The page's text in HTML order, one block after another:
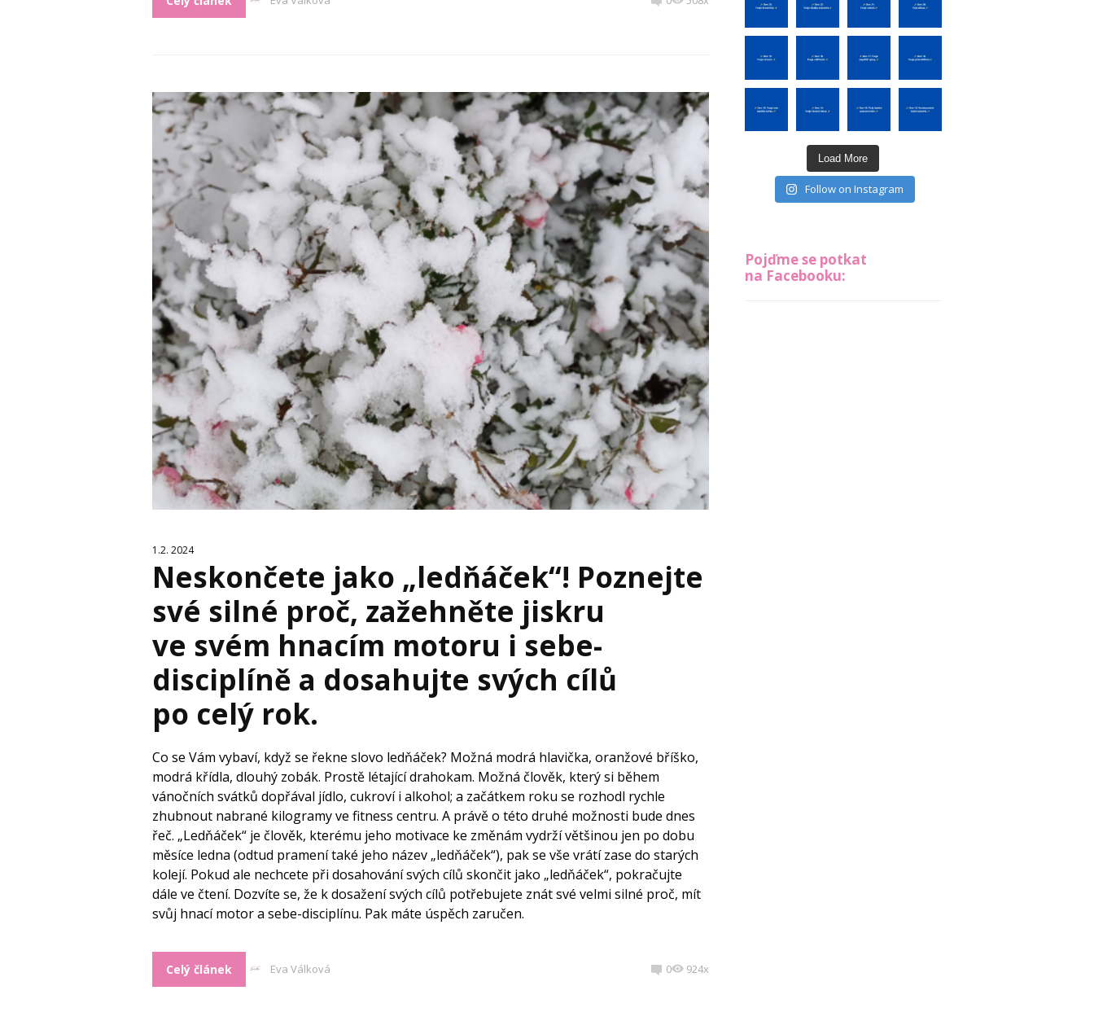
1.2. 2024
Neskončete jako „ledňáček“! Poznejte
své silné proč, zažehněte jiskru
ve svém hnacím motoru i sebe-
disciplíně a dosahujte svých cílů
po celý rok.
Co se Vám vybaví, když se řekne slovo ledňáček? Možná modrá hlavička, oranžové bříško,
modrá křídla, dlouhý zobák. Prostě létající drahokam. Možná člověk, který si během
vánočních svátků dopřával jídlo, cukroví i alkohol; a začátkem roku se rozhodl rychle
zhubnout nabrané kilogramy ve fitness centru. A právě o této druhé možnosti bude dnes
řeč. „Ledňáček“ je člověk, kterému jeho motivace ke změnám vydrží většinou jen po dobu
měsíce ledna (odtud pramení také jeho název „ledňáček“), pak se vše vrátí zase do starých
kolejí. Pokud ale nechcete při dosahování svých cílů skončit jako „ledňáček“, pokračujte
dále ve čtení. Dozvíte se, že k dosažení svých cílů potřebujete znát své velmi silné proč, mít
svůj hnací motor a sebe-disciplínu. Pak máte úspěch zaručen.
Celý článek Eva Válková 0 924x
Load More
Follow on Instagram
Pojďme se potkat
na Facebooku: